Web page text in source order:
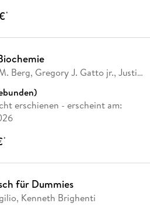
*
Berg, Gregory J. Gatto jr., Justin
erschienen - erscheint am:
*
für Dummies
Kenneth Brighenti